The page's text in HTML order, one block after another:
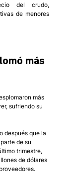
del crudo,
de menores
más
más
sufriendo su
después que la
de su
trimestre,
de dólares